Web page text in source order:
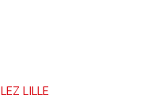
LILLE